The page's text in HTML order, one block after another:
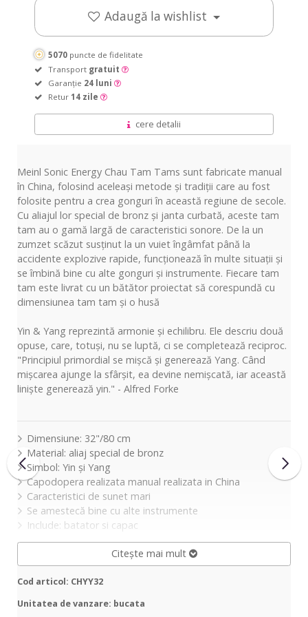
Adaugă la wishlist
5070 puncte de fidelitate
Transport gratuit
Garanție 24 luni
Retur 14 zile
cere detalii
Meinl Sonic Energy Chau Tam Tams sunt fabricate manual
în China, folosind aceleași metode și tradiții care au fost
folosite pentru a crea gonguri în această regiune de secole.
Cu aliajul lor special de bronz și janta curbată, aceste tam
tam au o gamă largă de caracteristici sonore. De la un
zumzet scăzut susținut la un vuiet îngâmfat până la
accidente explozive rapide, funcționează în multe situații și
se îmbină bine cu alte gonguri și instrumente. Fiecare tam
tam este livrat cu un bătător proiectat să corespundă cu
dimensiunea tam tam și o husă
Yin & Yang reprezintă armonie și echilibru. Ele descriu două
opuse, care, totuși, nu se luptă, ci se completează reciproc.
"Principiul primordial se mișcă și generează Yang. Când
mișcarea ajunge la sfârșit, ea devine nemișcată, iar această
liniște generează yin." - Alfred Forke
Dimensiune: 32"/80 cm
Material: aliaj special de bronz
Simbol: Yin și Yang
Capodopera realizata manual realizata in China
Caracteristici de sunet mari
Se amestecă bine cu alte instrumente
Include: batator si capac
Citește mai mult
Cod articol: CHYY32
Unitatea de vanzare: bucata